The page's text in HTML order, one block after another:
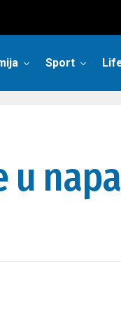
Sport
u